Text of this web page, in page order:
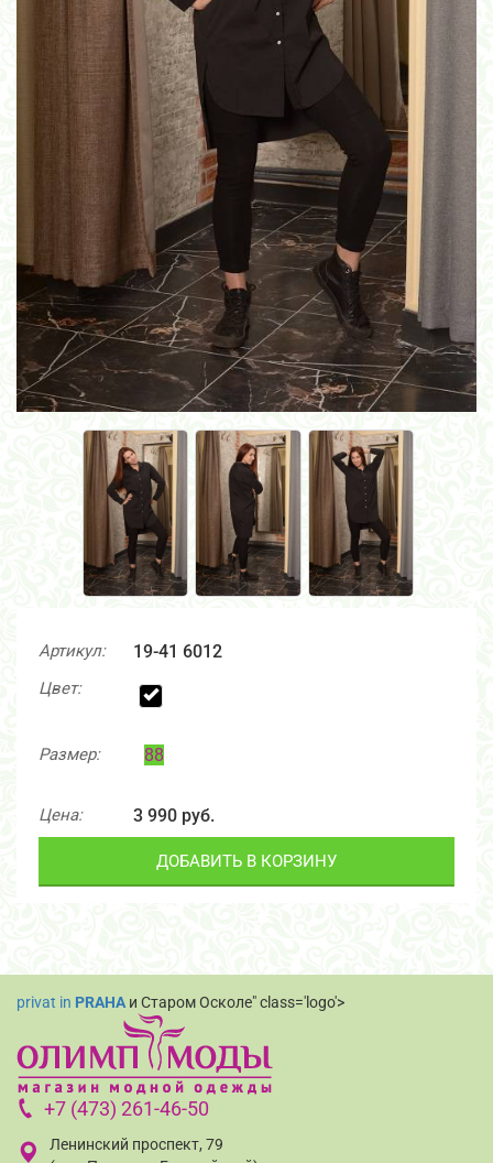
Артикул: 19-41 6012
Цвет:
Размер: 88
Цена: 3 990 руб.
ДОБАВИТЬ В КОРЗИНУ
privat in PRAHA и Старом Осколе" class='logo'>
+7 (473) 261-46-50
Ленинский проспект, 79